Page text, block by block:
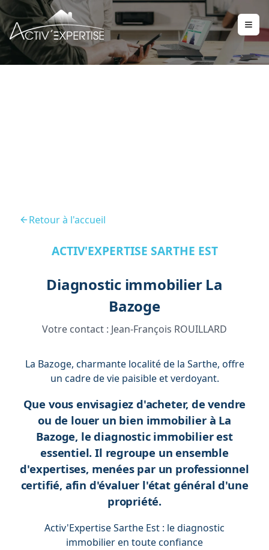
Retour à l'accueil
ACTIV'EXPERTISE SARTHE EST
Diagnostic immobilier La
Bazoge
Votre contact : Jean-François ROUILLARD
La Bazoge, charmante localité de la Sarthe, offre
un cadre de vie paisible et verdoyant.
Que vous envisagiez d'acheter, de vendre
ou de louer un bien immobilier à La
Bazoge, le diagnostic immobilier est
essentiel. Il regroupe un ensemble
d'expertises, menées par un professionnel
certifié, afin d'évaluer l'état général d'une
propriété.
Activ'Expertise Sarthe Est : le diagnostic
immobilier en toute confiance